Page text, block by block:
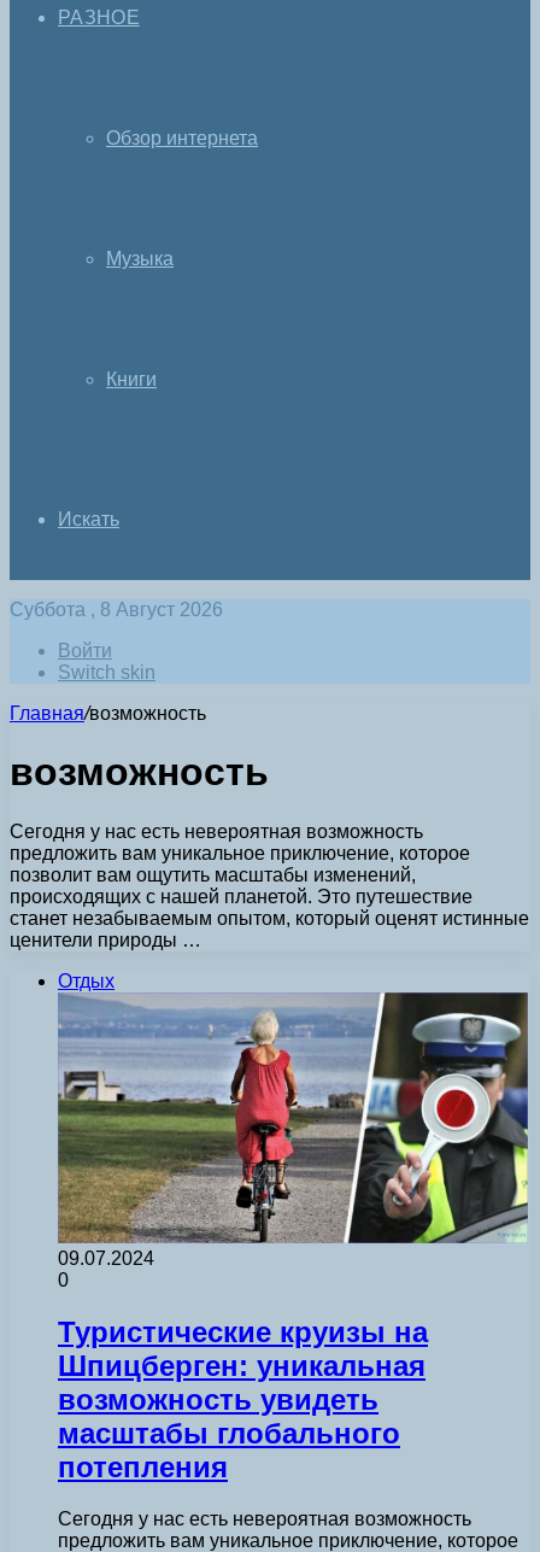
РАЗНОЕ
Обзор интернета
Музыка
Книги
Искать
Суббота , 8 Август 2026
Войти
Switch skin
Главная/возможность
возможность
Сегодня у нас есть невероятная возможность
предложить вам уникальное приключение, которое
позволит вам ощутить масштабы изменений,
происходящих с нашей планетой. Это путешествие
станет незабываемым опытом, который оценят истинные
ценители природы …
Отдых
09.07.2024
0
Туристические круизы на
Шпицберген: уникальная
возможность увидеть
масштабы глобального
потепления
Сегодня у нас есть невероятная возможность
предложить вам уникальное приключение, которое